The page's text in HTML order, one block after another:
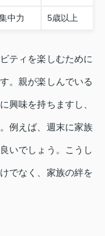
中力 5歳以上
ティを楽しむために
。親が楽しんでいる
興味を持ちますし、
例えば、週末に家族
いでしょう。こうし
でなく、家族の絆を